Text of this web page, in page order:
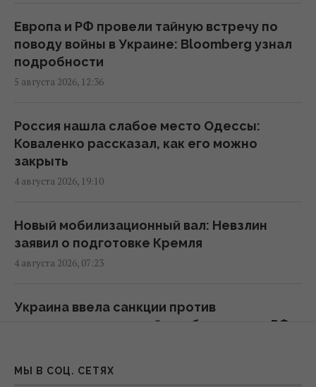
отреагировал
13:28 четверг, 06 августа 2026
Судоходство через Баб-эль-Мандебский
Reuters
13:02 четверг, 06 августа 2026
Можно ли вернуть товар в магазин, если
12:21 четверг, 06 августа 2026
Когда ожидать обвала гривни: банкир
середины августа
"ПриватБанк" обновил курс валют: сколько
Европа и РФ провели тайную встречу по
поводу войны в Украине: Bloomberg узнал
подробности
5 августа 2026, 12:36
Россия нашла слабое место Одессы:
Коваленко рассказал, как его можно
закрыть
4 августа 2026, 19:10
Новый мобилизационный вал: Невзлин
заявил о подготовке Кремля
4 августа 2026, 07:23
Украина ввела санкции против
поставщиков деталей для баллистики РФ -
МЫ В СОЦ. СЕТЯХ